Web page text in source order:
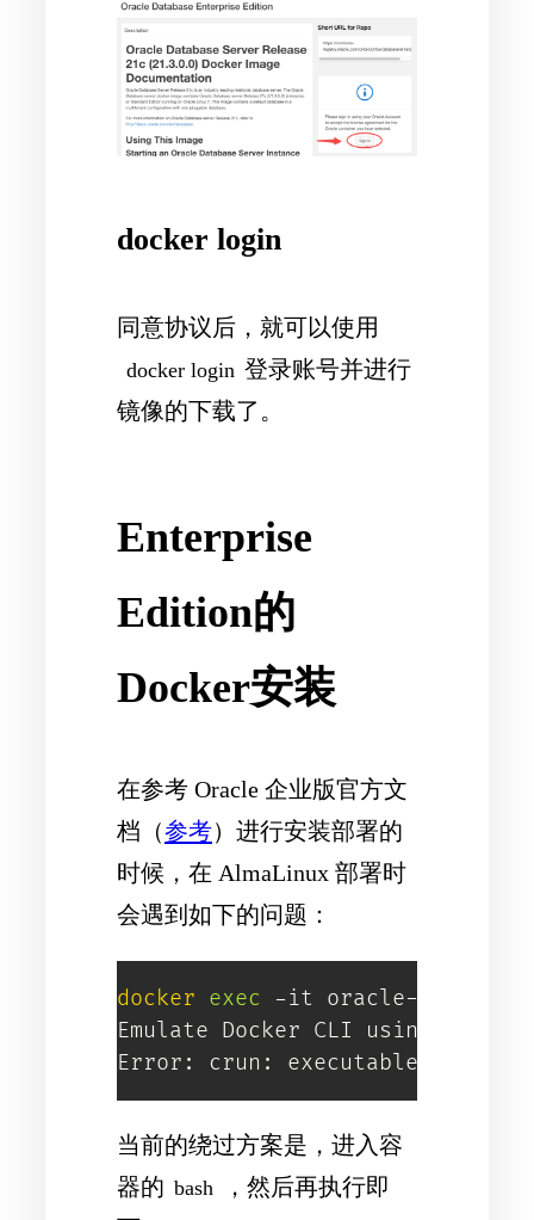
docker login
同意协议后，就可以使用
docker login 登录账号并进行
镜像的下载了。
Enterprise
Edition的
Docker安装
在参考 Oracle 企业版官方文
档（参考）进行安装部署的
时候，在 AlmaLinux 部署时
会遇到如下的问题：
docker exec -it oracle-1202ee
Emulate Docker CLI using
Error: crun: executable
当前的绕过方案是，进入容
器的 bash
，然后再执行即